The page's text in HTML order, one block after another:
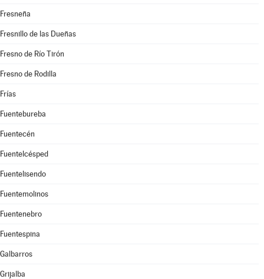
Fresneña
Fresnillo de las Dueñas
Fresno de Río Tirón
Fresno de Rodilla
Frías
Fuentebureba
Fuentecén
Fuentelcésped
Fuentelisendo
Fuentemolinos
Fuentenebro
Fuentespina
Galbarros
Grijalba